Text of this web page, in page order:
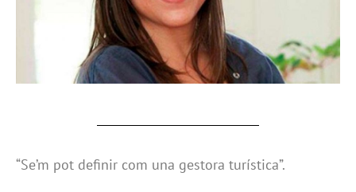
“Se’m pot definir com una gestora turística”.